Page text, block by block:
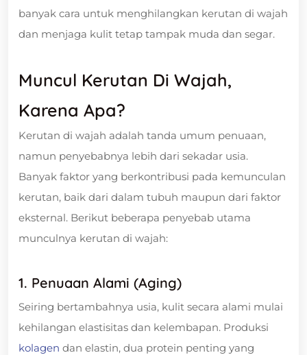
banyak cara untuk menghilangkan kerutan di wajah
dan menjaga kulit tetap tampak muda dan segar.
Muncul Kerutan Di Wajah,
Karena Apa?
Kerutan di wajah adalah tanda umum penuaan,
namun penyebabnya lebih dari sekadar usia.
Banyak faktor yang berkontribusi pada kemunculan
kerutan, baik dari dalam tubuh maupun dari faktor
eksternal. Berikut beberapa penyebab utama
munculnya kerutan di wajah:
1. Penuaan Alami (Aging)
Seiring bertambahnya usia, kulit secara alami mulai
kehilangan elastisitas dan kelembapan. Produksi
kolagen dan elastin, dua protein penting yang